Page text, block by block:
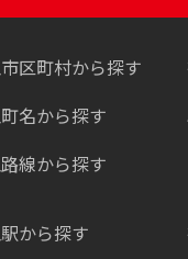
市区町村から探す
町名から探す
路線から探す
駅から探す